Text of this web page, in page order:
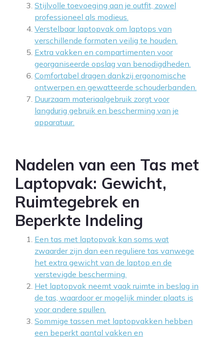
Stijlvolle toevoeging aan je outfit, zowel
professioneel als modieus.
Verstelbaar laptopvak om laptops van
verschillende formaten veilig te houden.
Extra vakken en compartimenten voor
georganiseerde opslag van benodigdheden.
Comfortabel dragen dankzij ergonomische
ontwerpen en gewatteerde schouderbanden.
Duurzaam materiaalgebruik zorgt voor
langdurig gebruik en bescherming van je
apparatuur.
Nadelen van een Tas met
Laptopvak: Gewicht,
Ruimtegebrek en
Beperkte Indeling
Een tas met laptopvak kan soms wat
zwaarder zijn dan een reguliere tas vanwege
het extra gewicht van de laptop en de
verstevigde bescherming.
Het laptopvak neemt vaak ruimte in beslag in
de tas, waardoor er mogelijk minder plaats is
voor andere spullen.
Sommige tassen met laptopvakken hebben
een beperkt aantal vakken en